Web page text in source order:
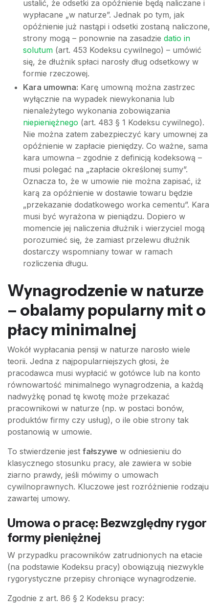
ustalić, że odsetki za opóźnienie będą naliczane i
wypłacane „w naturze”. Jednak po tym, jak
opóźnienie już nastąpi i odsetki zostaną naliczone,
strony mogą – ponownie na zasadzie datio in
solutum (art. 453 Kodeksu cywilnego) – umówić
się, że dłużnik spłaci narosły dług odsetkowy w
formie rzeczowej.
Kara umowna: Karę umowną można zastrzec
wyłącznie na wypadek niewykonania lub
nienależytego wykonania zobowiązania
niepieniężnego (art. 483 § 1 Kodeksu cywilnego).
Nie można zatem zabezpieczyć kary umownej za
opóźnienie w zapłacie pieniędzy. Co ważne, sama
kara umowna – zgodnie z definicją kodeksową –
musi polegać na „zapłacie określonej sumy”.
Oznacza to, że w umowie nie można zapisać, iż
karą za opóźnienie w dostawie towaru będzie
„przekazanie dodatkowego worka cementu”. Kara
musi być wyrażona w pieniądzu. Dopiero w
momencie jej naliczenia dłużnik i wierzyciel mogą
porozumieć się, że zamiast przelewu dłużnik
dostarczy wspomniany towar w ramach
rozliczenia długu.
Wynagrodzenie w naturze
– obalamy popularny mit o
płacy minimalnej
Wokół wypłacania pensji w naturze narosło wiele
teorii. Jedna z najpopularniejszych głosi, że
pracodawca musi wypłacić w gotówce lub na konto
równowartość minimalnego wynagrodzenia, a każdą
nadwyżkę ponad tę kwotę może przekazać
pracownikowi w naturze (np. w postaci bonów,
produktów firmy czy usług), o ile obie strony tak
postanowią w umowie.
To stwierdzenie jest fałszywe w odniesieniu do
klasycznego stosunku pracy, ale zawiera w sobie
ziarno prawdy, jeśli mówimy o umowach
cywilnoprawnych. Kluczowe jest rozróżnienie rodzaju
zawartej umowy.
Umowa o pracę: Bezwzględny rygor
formy pieniężnej
W przypadku pracowników zatrudnionych na etacie
(na podstawie Kodeksu pracy) obowiązują niezwykle
rygorystyczne przepisy chroniące wynagrodzenie.
Zgodnie z art. 86 § 2 Kodeksu pracy: